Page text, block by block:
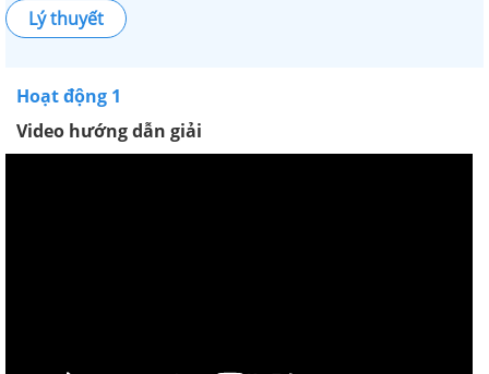
Lý thuyết
Hoạt động 1
Video hướng dẫn giải